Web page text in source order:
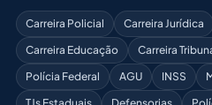
Carreira Policial Carreira Jurídica
Carreira Educação
Carreira
Polícia Federal
AGU INSS